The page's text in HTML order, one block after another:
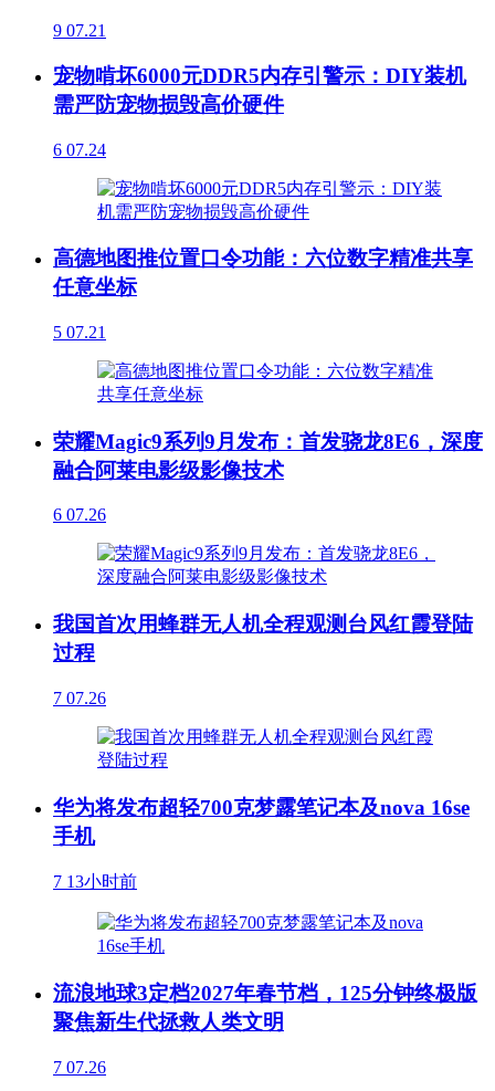
9 07.21
宠物啃坏6000元DDR5内存引警示：DIY装机
需严防宠物损毁高价硬件
6 07.24
高德地图推位置口令功能：六位数字精准共享
任意坐标
5 07.21
荣耀Magic9系列9月发布：首发骁龙8E6，深度
融合阿莱电影级影像技术
6 07.26
我国首次用蜂群无人机全程观测台风红霞登陆
过程
7 07.26
华为将发布超轻700克梦露笔记本及nova 16se
手机
7 13小时前
流浪地球3定档2027年春节档，125分钟终极版
聚焦新生代拯救人类文明
7 07.26